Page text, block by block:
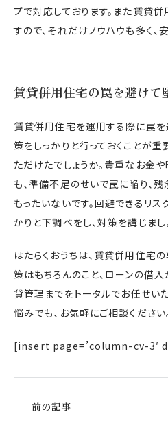
プで対応しております。また賃貸
すので、それだけノウハウも多く、
賃貸併用住宅の罠を避けて
賃貸併用住宅を運用する際に罠を
策をしっかりと行っておくことが
ただけたでしょうか。貴重なお金
も、準備不足のせいで罠に陥り、
もったいないです。回避できるリ
かりと下調べをし、対策を講じまし
はたらくおうちは、賃貸併用住宅
策はもちろんのこと、ローンの借
貸管理までをトータルでお任せい
悩みでも、お気軽にご相談ください
[insert page=’column-cv-3′
前の記事